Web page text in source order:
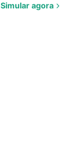
Simular agora